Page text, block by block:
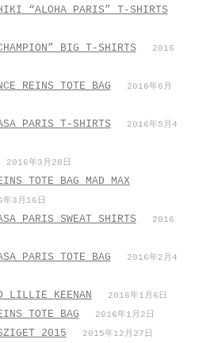
“ALOHA PARIS” T-SHIRTS
BIG T-SHIRTS
2016
REINS TOTE BAG
2016年6月
PARIS T-SHIRTS
2016年5月4
2016年3月28日
TOTE BAG MAD MAX
年3月16日
PARIS SWEAT SHIRTS
2016
PARIS TOTE BAG
2016年2月4
LILLIE KEENAN 2016年1月6日
TOTE BAG 2016年1月2日
2015 2015年12月27日